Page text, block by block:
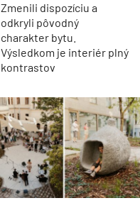
Zmenili dispozíciu a
odkryli pôvodný
charakter bytu.
Výsledkom je interiér plný
kontrastov